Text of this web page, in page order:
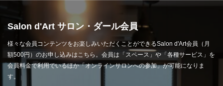
Salon d'Art サロン・ダール会員
様々な会員コンテンツをお楽しみいただくことができるSalon d'Art会員（月
額500円）のお申し込みはこちら。会員は「スペース」や「各種サービス」を
会員料金で利用でいるほか「オンラインサロンへの参加」が可能になりま
す。